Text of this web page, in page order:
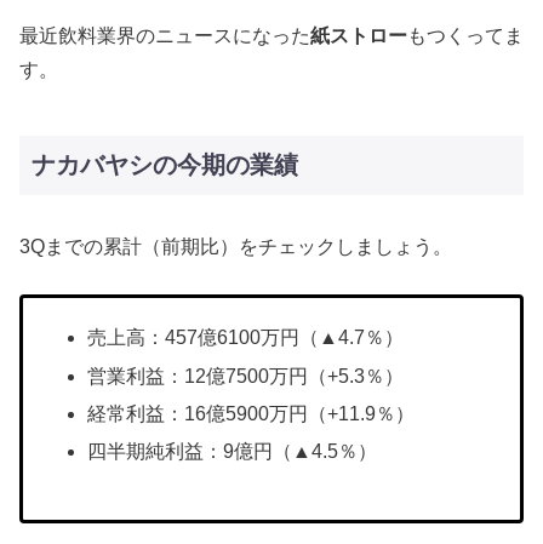
最近飲料業界のニュースになった紙ストローもつくってま
す。
ナカバヤシの今期の業績
3Qまでの累計（前期比）をチェックしましょう。
売上高：457億6100万円（▲4.7％）
営業利益：12億7500万円（+5.3％）
経常利益：16億5900万円（+11.9％）
四半期純利益：9億円（▲4.5％）